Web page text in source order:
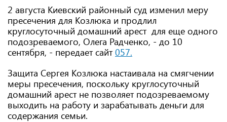
2 августа Киевский районный суд изменил меру
пресечения для Козлюка и продлил
круглосуточный домашний арест для еще одного
подозреваемого, Олега Радченко, - до 10
сентября, - передает сайт057.
Защита Сергея Козлюка настаивала на смягчении
меры пресечения, поскольку круглосуточный
домашний арест не позволяет подозреваемому
выходить на работу и зарабатывать деньги для
содержания семьи.